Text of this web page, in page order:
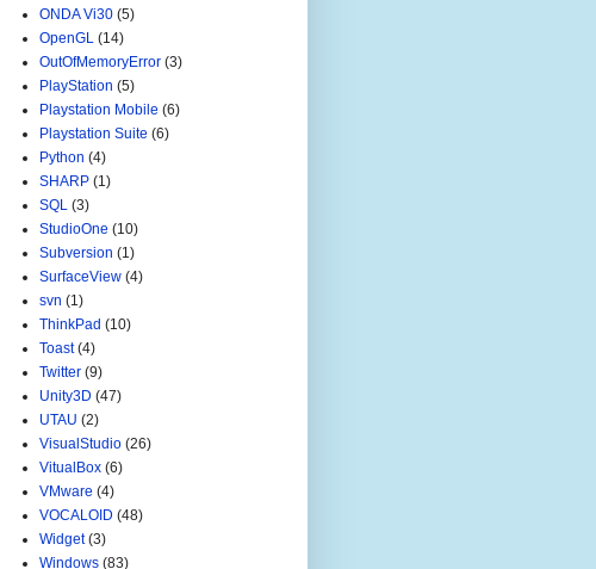
ONDA Vi30 (5)
OpenGL (14)
OutOfMemoryError (3)
PlayStation (5)
Playstation Mobile (6)
Playstation Suite (6)
Python (4)
SHARP (1)
SQL (3)
StudioOne (10)
Subversion (1)
SurfaceView (4)
svn (1)
ThinkPad (10)
Toast (4)
Twitter (9)
Unity3D (47)
UTAU (2)
VisualStudio (26)
VitualBox (6)
VMware (4)
VOCALOID (48)
Widget (3)
Windows (83)